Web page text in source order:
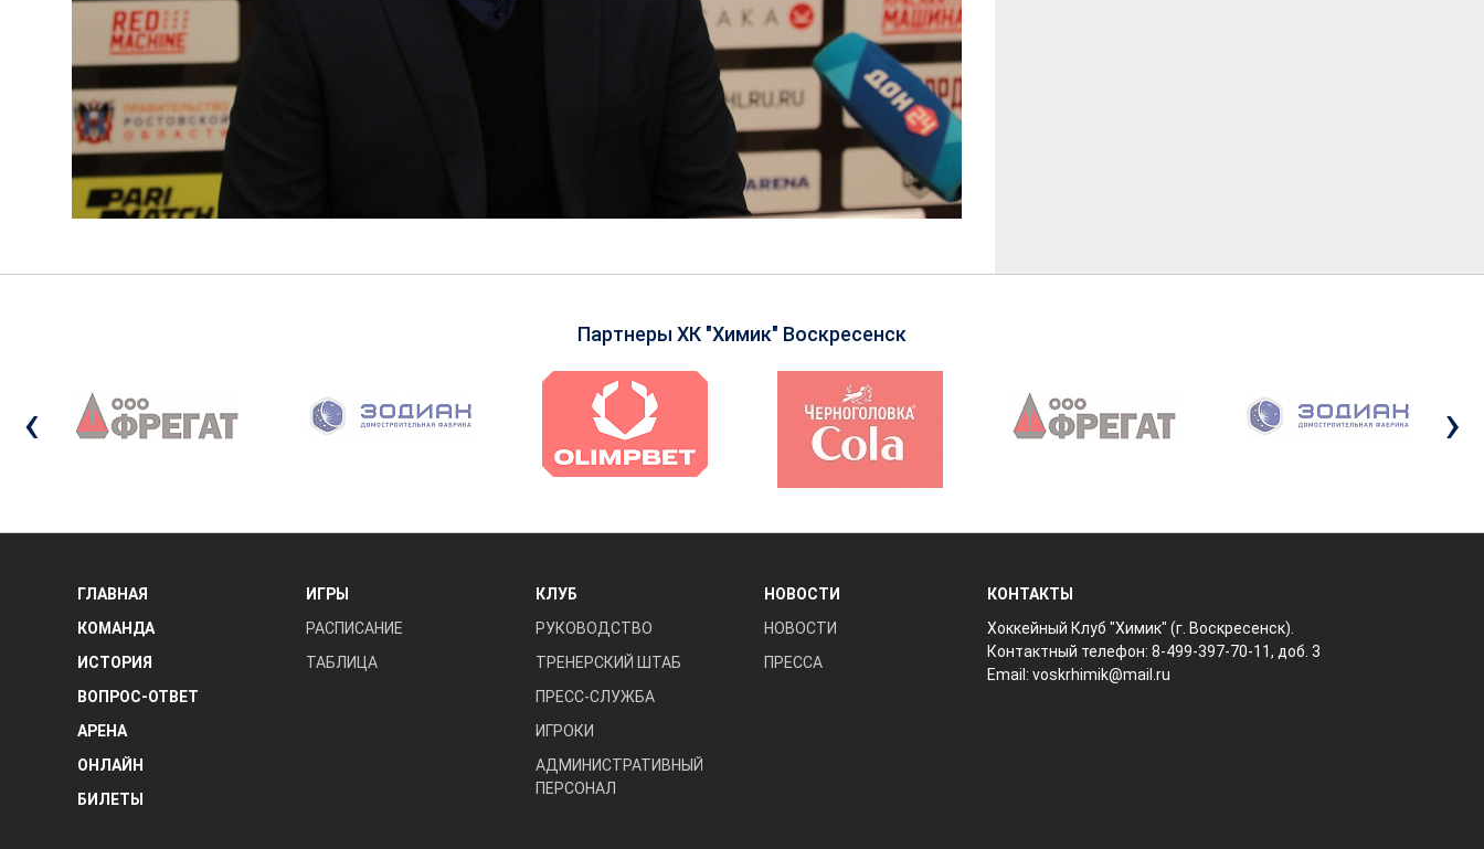
Партнеры ХК "Химик" Воскресенск
‹ ›
ГЛАВНАЯ
КОМАНДА
ИСТОРИЯ
ВОПРОС-ОТВЕТ
АРЕНА
ОНЛАЙН
БИЛЕТЫ
ИГРЫ
РАСПИСАНИЕ
ТАБЛИЦА
КЛУБ
РУКОВОДСТВО
ТРЕНЕРСКИЙ ШТАБ
ПРЕСС-СЛУЖБА
ИГРОКИ
АДМИНИСТРАТИВНЫЙ
ПЕРСОНАЛ
НОВОСТИ
НОВОСТИ
ПРЕССА
КОНТАКТЫ
Хоккейный Клуб "Химик" (г. Воскресенск).
Контактный телефон: 8-499-397-70-11, доб. 3
Email:voskrhimik@mail.ru